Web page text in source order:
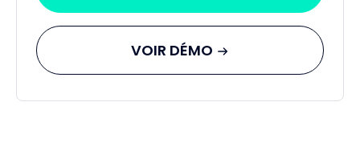
VOIR DÉMO